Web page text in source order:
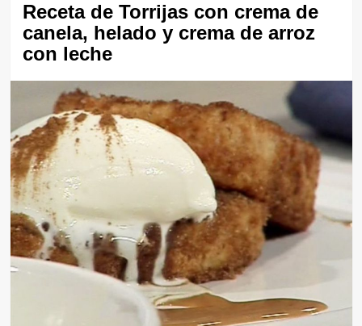
Receta de Torrijas con crema de
canela, helado y crema de arroz
con leche